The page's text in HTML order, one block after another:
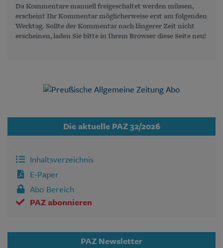
Da Kommentare manuell freigeschaltet werden müssen,
erscheint Ihr Kommentar möglicherweise erst am folgenden
Werktag. Sollte der Kommentar nach längerer Zeit nicht
erscheinen, laden Sie bitte in Ihrem Browser diese Seite neu!
Die aktuelle PAZ 32/2026
Inhaltsverzeichnis
E-Paper
Abo Bereich
PAZ abonnieren
PAZ Newsletter